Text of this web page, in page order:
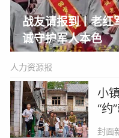
战友请报到丨老红
诚守护军人本色
人力资源报
小
“约
封面